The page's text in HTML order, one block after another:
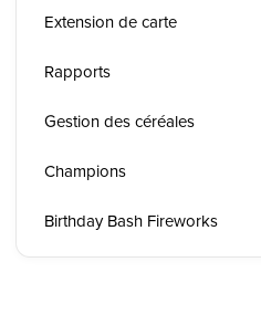
Extension de carte
Rapports
Gestion des céréales
Champions
Birthday Bash Fireworks